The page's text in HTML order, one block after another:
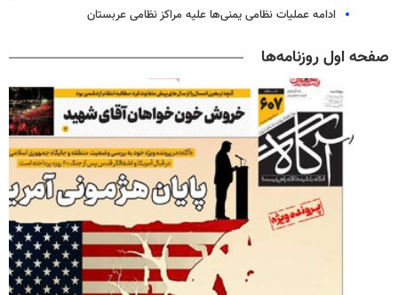
ادامه عملیات نظامی یمنی‌ها علیه مراکز نظامی عربستان
صفحه اول روزنامه‌ها